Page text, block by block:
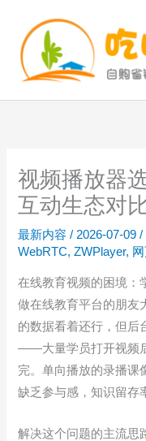
视频播放器
互动生态对
最新内容 / 2026-07-09/
WebRTC,ZWPlayer,
在线教育视频的困境：
做在线教育平台的朋友
的数据看着还行，但后
——大量学员打开视频
完。单向播放的录播课
缺乏参与感，知识留存
解决这个问题的主流思